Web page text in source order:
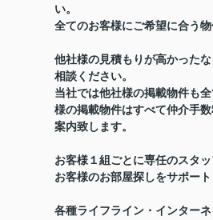
い。
全てのお客様にご希望に合う物
他社様の見積もりが高かった
相談ください。
当社では他社様の掲載物件も
様の掲載物件はすべて仲介手
案内致します。
お客様１組ごとに専任のスタ
お客様のお部屋探しをサポート
各種ライフライン・インター